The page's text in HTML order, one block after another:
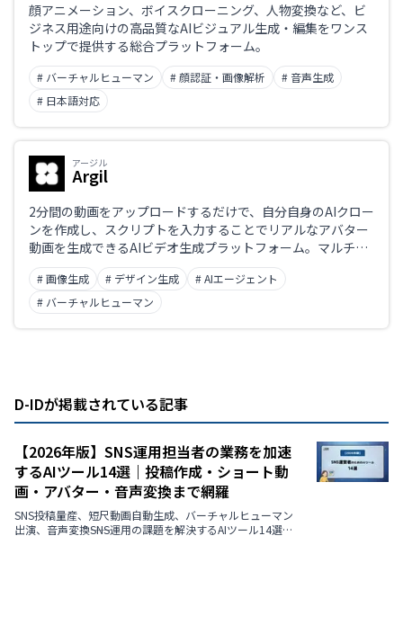
顔アニメーション、ボイスクローニング、人物変換など、ビ
ジネス用途向けの高品質なAIビジュアル生成・編集をワンス
トップで提供する総合プラットフォーム。
# バーチャルヒューマン # 顔認証・画像解析
# 音声生成
# 日本語対応
アージル
Argil
2分間の動画をアップロードするだけで、自分自身のAIクロー
ンを作成し、スクリプトを入力することでリアルなアバター
動画を生成できるAIビデオ生成プラットフォーム。マルチリ
ンガル対応、AIによる自動編集、A/Bテスト機能を備え、ソ
ーシャルメディアやマーケティング用途に最適。
# 画像生成 # デザイン生成
# AIエージェント
# バーチャルヒューマン
D-IDが掲載されている記事
【2026年版】SNS運用担当者の業務を加速
するAIツール14選｜投稿作成・ショート動
画・アバター・音声変換まで網羅
SNS投稿量産、短尺動画自動生成、バーチャルヒューマン
出演、音声変換――SNS運用の課題を解決するAIツール14選を